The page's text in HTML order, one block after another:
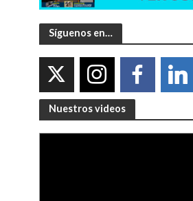
Síguenos en…
Nuestros videos